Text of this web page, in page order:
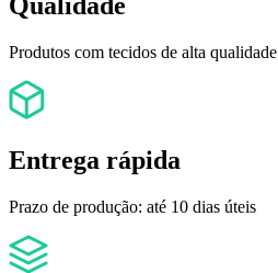
Produtos com tecidos de alta qualidade
Entrega rápida
Prazo de produção: até 10 dias úteis